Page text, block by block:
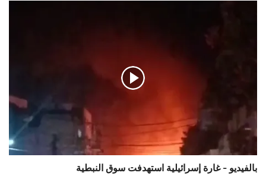
بالفيديو - غارة إسرائيلية استهدفت سوق النبطية